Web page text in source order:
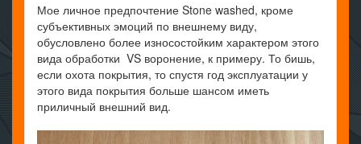
Мое личное предпочтение Stone washed, кроме
субъективных эмоций по внешнему виду,
обусловлено более износостойким характером этого
вида обработки VS воронение, к примеру. То бишь,
если охота покрытия, то спустя год эксплуатации у
этого вида покрытия больше шансом иметь
приличный внешний вид.